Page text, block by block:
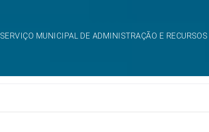
SERVIÇO MUNICIPAL DE ADMINISTRAÇÃO E